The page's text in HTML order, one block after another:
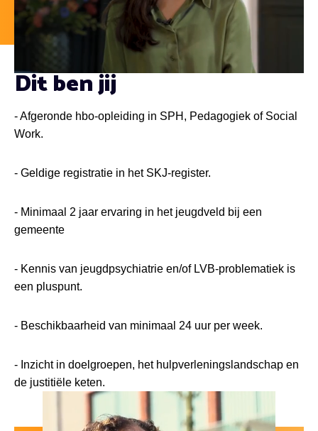
Dit ben jij
- Afgeronde hbo-opleiding in SPH, Pedagogiek of Social
Work.
- Geldige registratie in het SKJ-register.
- Minimaal 2 jaar ervaring in het jeugdveld bij een
gemeente
- Kennis van jeugdpsychiatrie en/of LVB-problematiek is
een pluspunt.
- Beschikbaarheid van minimaal 24 uur per week.
- Inzicht in doelgroepen, het hulpverleningslandschap en
de justitiële keten.